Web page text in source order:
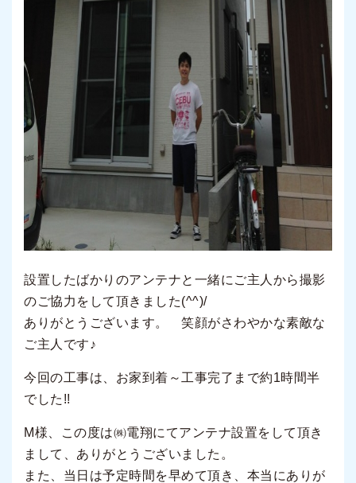
設置したばかりのアンテナと一緒にご主人から撮影
のご協力をして頂きました(^^)/
ありがとうございます。 笑顔がさわやかな素敵な
ご主人です♪
今回の工事は、お家到着～工事完了まで約1時間半
でした!!
M様、この度は㈱電翔にてアンテナ設置をして頂き
まして、ありがとうございました。
また、当日は予定時間を早めて頂き、本当にありが